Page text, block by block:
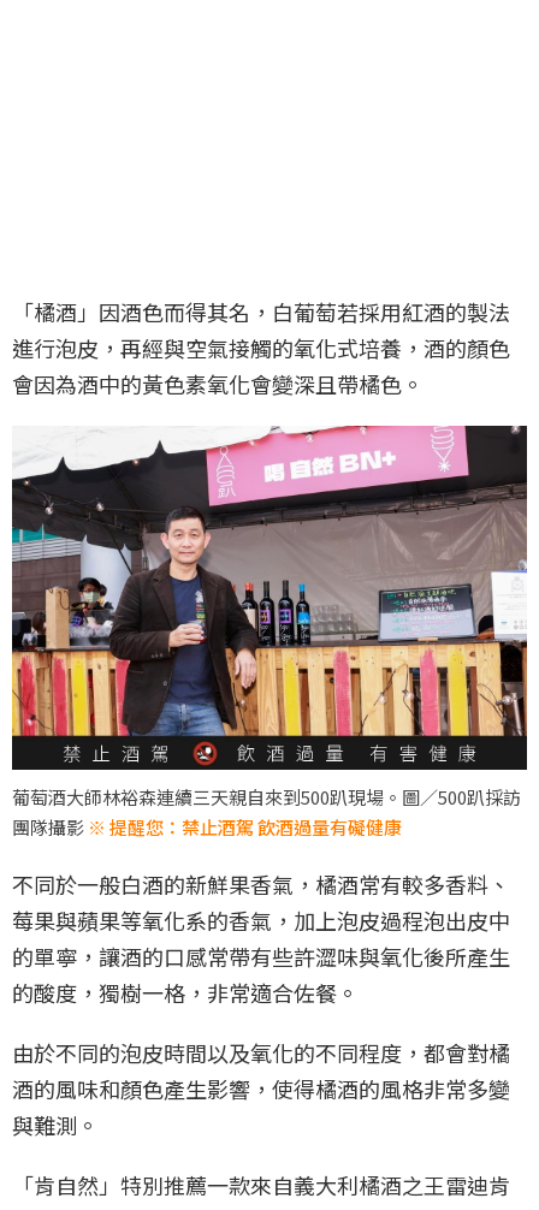
「橘酒」因酒色而得其名，白葡萄若採用紅酒的製法
進行泡皮，再經與空氣接觸的氧化式培養，酒的顏色
會因為酒中的黃色素氧化會變深且帶橘色。
葡萄酒大師林裕森連續三天親自來到500趴現場。圖／500趴採訪
團隊攝影 ※ 提醒您：禁止酒駕 飲酒過量有礙健康
不同於一般白酒的新鮮果香氣，橘酒常有較多香料、
莓果與蘋果等氧化系的香氣，加上泡皮過程泡出皮中
的單寧，讓酒的口感常帶有些許澀味與氧化後所產生
的酸度，獨樹一格，非常適合佐餐。
由於不同的泡皮時間以及氧化的不同程度，都會對橘
酒的風味和顏色產生影響，使得橘酒的風格非常多變
與難測。
「肯自然」特別推薦一款來自義大利橘酒之王雷迪肯